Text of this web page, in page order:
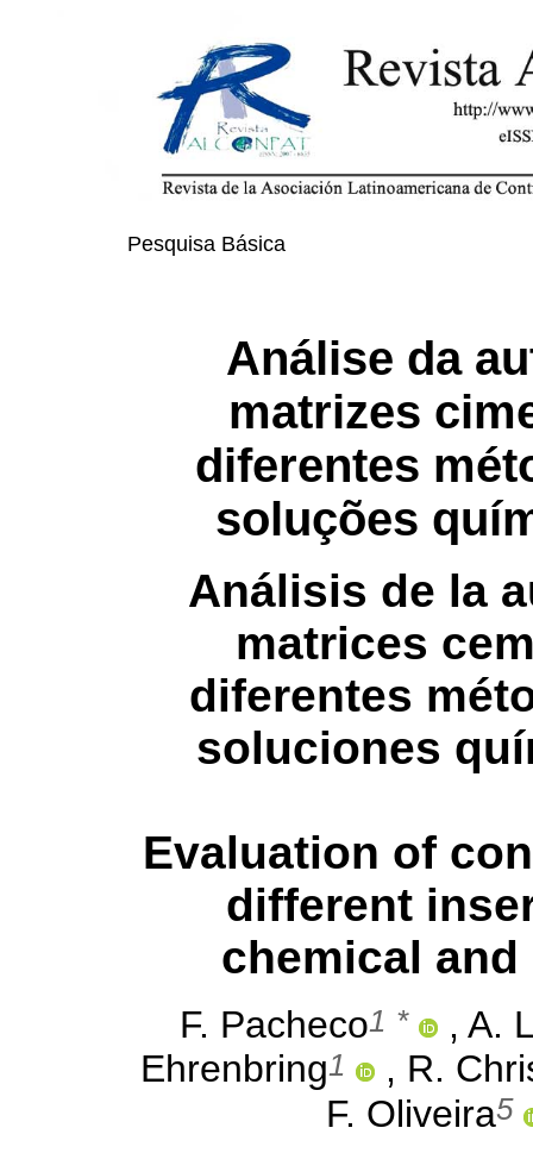
Pesquisa Básica
Análise da
matrizes
diferentes
soluções
Análisis de la
matrices
diferentes
soluciones
Evaluation of
different
chemical
F. Pacheco1 *
, A.
Ehrenbring1
, R.
F. Oliveira5